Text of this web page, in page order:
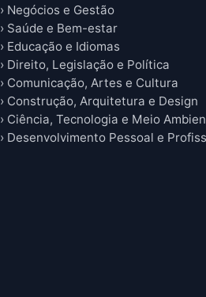
› Negócios e Gestão
› Saúde e Bem-estar
› Educação e Idiomas
› Direito, Legislação e Política
› Comunicação, Artes e Cultura
› Construção, Arquitetura e Design
› Ciência, Tecnologia e Meio
› Desenvolvimento Pessoal e